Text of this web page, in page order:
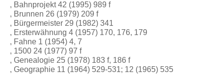
, Bahnprojekt 42 (1995) 989 f
, Brunnen 26 (1979) 209 f
, Bürgermeister 29 (1982) 341
, Ersterwähnung 4 (1957) 170, 176, 179
, Fahne 1 (1954) 4, 7
, 1500 24 (1977) 97 f
, Genealogie 25 (1978) 183 f, 186 f
, Geographie 11 (1964) 529-531; 12 (1965) 535